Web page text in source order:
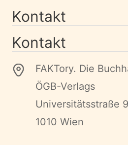
Kontakt
Kontakt
FAKTory. Die
ÖGB-Verlags
Universitätsstraße 9
1010 Wien